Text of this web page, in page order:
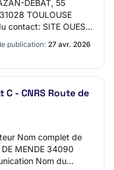
DEBAT, 55
TOULOUSE
contact: SITE OUEST
publication: 27 avr. 2026
C - CNRS Route de
Nom complet de
MENDE 34090
Nom du